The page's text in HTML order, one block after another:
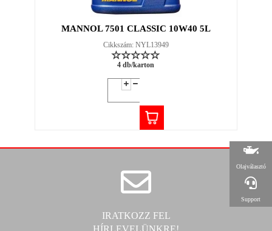
MANNOL 7501 CLASSIC 10W40 5L
Cikkszám: NYL13949
4 db/karton
IRATKOZZ FEL
Olajválasztó
Support